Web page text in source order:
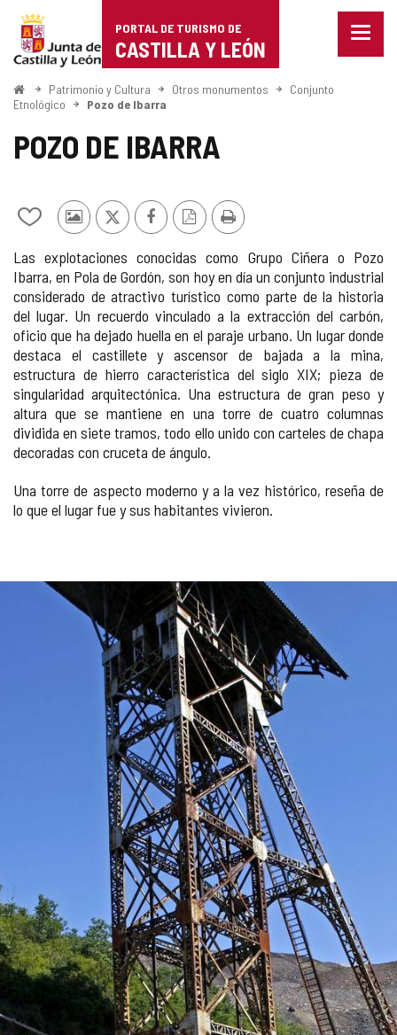
Portal
de
Turismo
de
Castilla
León
PORTAL DE TURISMO DE
CASTILLA Y LEÓN
Menu
InicioPatrimonio y Cultura Otros monumentos
Conjunto
Etnológico
Pozo de Ibarra
POZO DE IBARRA
Añadir/quitar
mis
cuadernos
Fotos
otros
turistas
X FacebookVersiónImprimir
Las explotaciones conocidas como Grupo Ciñera o Pozo
Ibarra, en Pola de Gordón, son hoy en día un conjunto industrial
considerado de atractivo turístico como parte de la historia
del lugar. Un recuerdo vinculado a la extracción del carbón,
oficio que ha dejado huella en el paraje urbano. Un lugar donde
destaca el castillete y ascensor de bajada a la mina,
estructura de hierro característica del siglo XIX; pieza de
singularidad arquitectónica. Una estructura de gran peso y
altura que se mantiene en una torre de cuatro columnas
dividida en siete tramos, todo ello unido con carteles de chapa
decoradas con cruceta de ángulo.
Una torre de aspecto moderno y a la vez histórico, reseña de
lo que el lugar fue y sus habitantes vivieron.
GALERÍA
IMÁGENES